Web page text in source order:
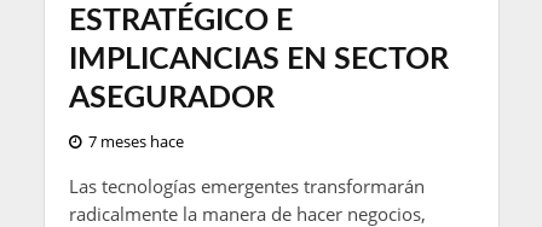
ESTRATÉGICO E
IMPLICANCIAS EN SECTOR
ASEGURADOR
7 meses hace
Las tecnologías emergentes transformarán
radicalmente la manera de hacer negocios,